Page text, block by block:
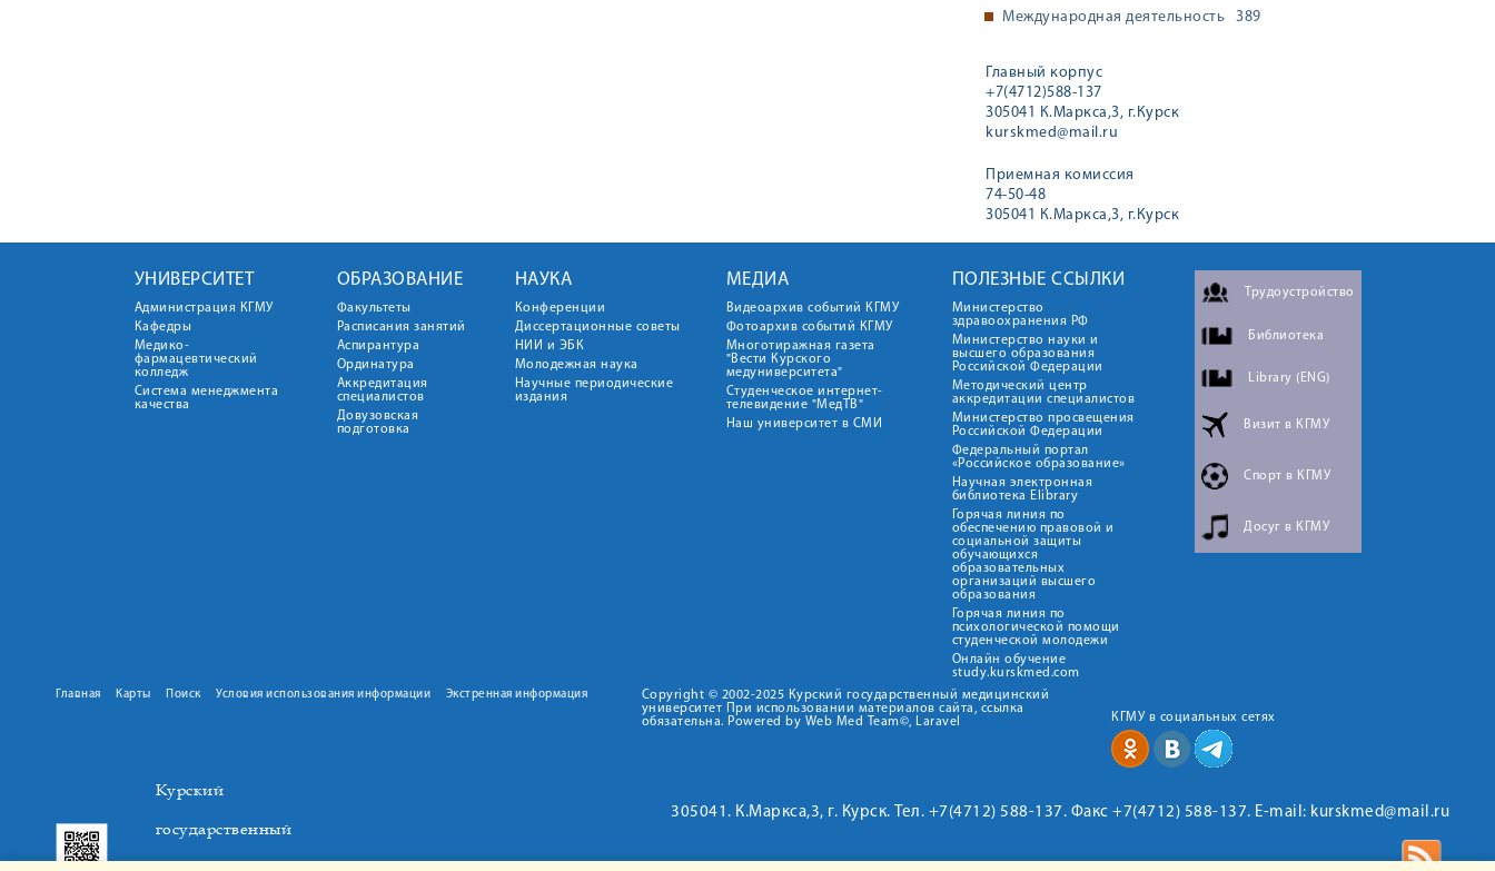
Международная деятельность
389
Главный корпус
+7(4712)588-137
305041 К.Маркса,3, г.Курск
kurskmed@mail.ru
Приемная комиссия
74-50-48
305041 К.Маркса,3, г.Курск
УНИВЕРСИТЕТ
Администрация КГМУ
Кафедры
Медико-
фармацевтический
колледж
Система менеджмента
качества
ОБРАЗОВАНИЕ
Факультеты
Расписания занятий
Аспирантура
Ординатура
Аккредитация
специалистов
Довузовская
подготовка
НАУКА
Конференции
Диссертационные советы
НИИ и ЭБК
Молодежная наука
Научные периодические
издания
МЕДИА
Видеоархив событий КГМУ
Фотоархив событий КГМУ
Многотиражная газета
"Вести Курского
медуниверситета"
Студенческое интернет-
телевидение "МедТВ"
Наш университет в СМИ
ПОЛЕЗНЫЕ ССЫЛКИ
Министерство
здравоохранения РФ
Министерство науки и
высшего образования
Российской Федерации
Методический центр
аккредитации специалистов
Министерство просвещения
Российской Федерации
Федеральный портал
«Российское образование»
Научная электронная
библиотека Elibrary
Горячая линия по
обеспечению правовой и
социальной защиты
обучающихся
образовательных
организаций высшего
образования
Горячая линия по
психологической помощи
студенческой молодежи
Онлайн обучение
study.kurskmed.com
Трудоустройство
Библиотека
Library (ENG)
Визит в КГМУ
Спорт в КГМУ
Досуг в КГМУ
Главная Карты Поиск Условия использования информации Экстренная информация
Copyright © 2002-2025 Курский государственный медицинский
университет При использовании материалов сайта, ссылка
обязательна. Powered by Web Med Team©, Laravel
КГМУ в социальных сетях
Курский
государственный
305041. К.Маркса,3, г. Курск. Тел. +7(4712) 588-137. Факс +7(4712) 588-137. E-mail: kurskmed@mail.ru